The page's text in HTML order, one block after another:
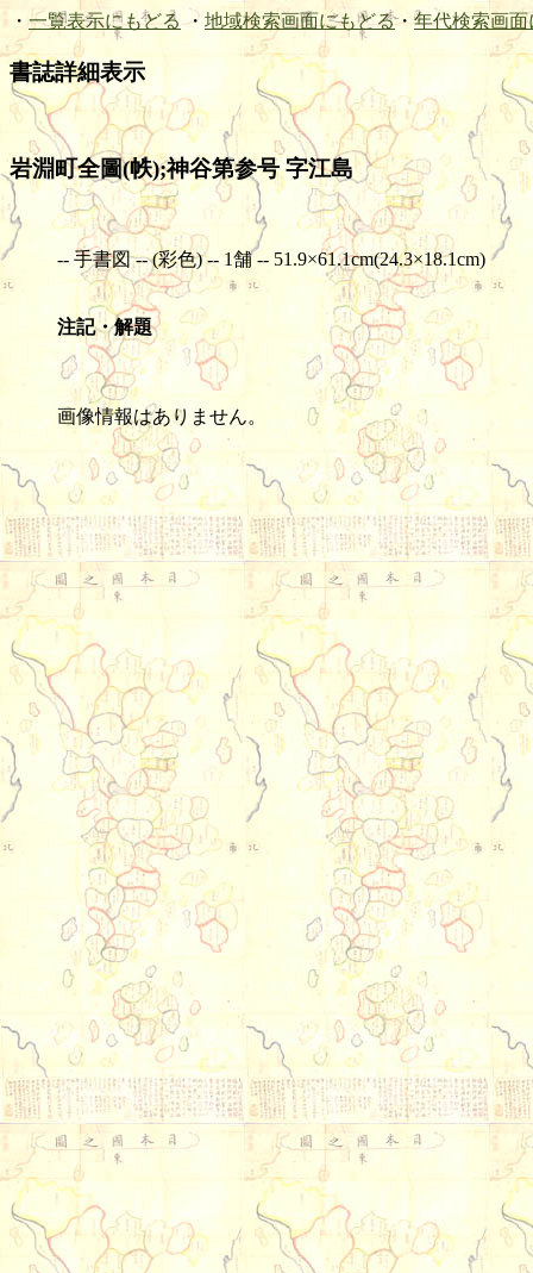
・ 一覧表示にもどる ・ 地域検索画面にもどる・ 年代検索画面
書誌詳細表示
岩淵町全圖(帙);神谷第参号 字江島
-- 手書図 -- (彩色) -- 1舗 -- 51.9×61.1cm(24.3×18.1cm)
注記・解題
画像情報はありません。